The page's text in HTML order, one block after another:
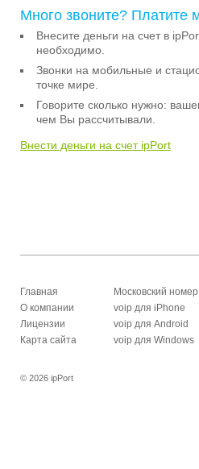
Много звоните? Платите
Внесите деньги на счет в
необходимо.
Звонки на мобильные и
точке мире.
Говорите сколько нужно:
чем Вы рассчитывали.
Внести деньги на счет ipPort
Главная
О компании
Лицензии
Карта сайта
Московский номер
voip для iPhone
voip для Android
voip для Windows
© 2026 ipPort